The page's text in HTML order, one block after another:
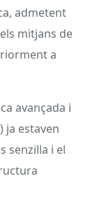
admetent
mitjans de
a
avançada i
ja estaven
senzilla i el